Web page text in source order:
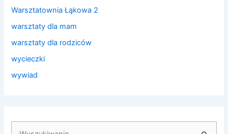
Warsztatownia Łąkowa 2
warsztaty dla mam
warsztaty dla rodziców
wycieczki
wywiad